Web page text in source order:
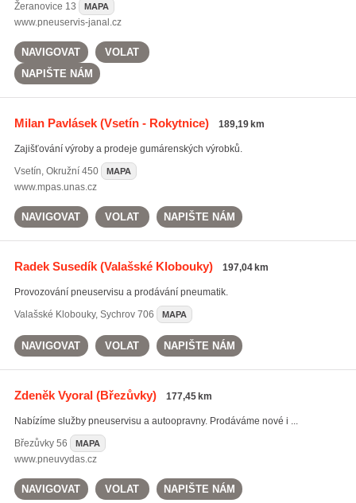
Žeranovice 13 MAPA
www.pneuservis-janal.cz
NAVIGOVAT
VOLAT
NAPIŠTE NÁM
Milan Pavlásek(Vsetín - Rokytnice) 189,19 km
Zajišťování výroby a prodeje gumárenských výrobků.
Vsetín, Okružní 450 MAPA
www.mpas.unas.cz
NAVIGOVAT VOLAT NAPIŠTE NÁM
Radek Susedík(Valašské Klobouky) 197,04 km
Provozování pneuservisu a prodávání pneumatik.
Valašské Klobouky, Sychrov 706 MAPA
NAVIGOVAT VOLAT NAPIŠTE NÁM
Zdeněk Vyoral(Březůvky) 177,45 km
Nabízíme služby pneuservisu a autoopravny. Prodáváme nové i ...
Březůvky56 MAPA
www.pneuvydas.cz
NAVIGOVAT VOLAT NAPIŠTE NÁM